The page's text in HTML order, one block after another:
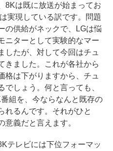
8Kは既に放送が始まってお
実現している訳です。問題
の供給がネックで、LGは悩
ニターとして実験的なマー
したが、対して今回はチュ
きました。これが各社から
格は下がりますから、チュ
しょう。何と言っても、
組を、今ならなんと既存の
れるんです。それがひと
義だと言えます。
テレビには下位フォーマッ